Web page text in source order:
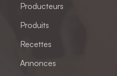
Producteurs
Produits
Recettes
Annonces